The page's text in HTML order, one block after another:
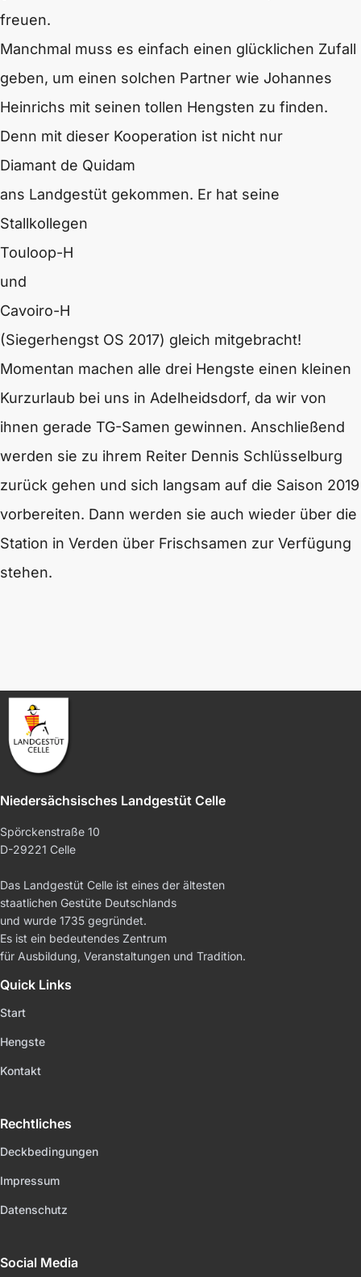
freuen.
Manchmal muss es einfach einen glücklichen Zufall
geben, um einen solchen Partner wie Johannes
Heinrichs mit seinen tollen Hengsten zu finden.
Denn mit dieser Kooperation ist nicht nur
Diamant de Quidam
ans Landgestüt gekommen. Er hat seine
Stallkollegen
Touloop-H
und
Cavoiro-H
(Siegerhengst OS 2017) gleich mitgebracht!
Momentan machen alle drei Hengste einen kleinen
Kurzurlaub bei uns in Adelheidsdorf, da wir von
ihnen gerade TG-Samen gewinnen. Anschließend
werden sie zu ihrem Reiter Dennis Schlüsselburg
zurück gehen und sich langsam auf die Saison 2019
vorbereiten. Dann werden sie auch wieder über die
Station in Verden über Frischsamen zur Verfügung
stehen.
Niedersächsisches Landgestüt Celle
Spörckenstraße 10
D-29221 Celle
Das Landgestüt Celle ist eines der ältesten
staatlichen Gestüte Deutschlands
und wurde 1735 gegründet.
Es ist ein bedeutendes Zentrum
für Ausbildung, Veranstaltungen und Tradition.
Quick Links
Start
Hengste
Kontakt
Rechtliches
Deckbedingungen
Impressum
Datenschutz
Social Media